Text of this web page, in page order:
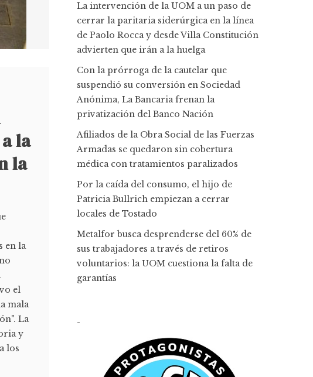
la
la
en la
el
mala
La
y
los
La intervención de la UOM a un paso de
cerrar la paritaria siderúrgica en la línea
de Paolo Rocca y desde Villa Constitución
advierten que irán a la huelga
Con la prórroga de la cautelar que
suspendió su conversión en Sociedad
Anónima, La Bancaria frenan la
privatización del Banco Nación
Afiliados de la Obra Social de las Fuerzas
Armadas se quedaron sin cobertura
médica con tratamientos paralizados
Por la caída del consumo, el hijo de
Patricia Bullrich empiezan a cerrar
locales de Tostado
Metalfor busca desprenderse del 60% de
sus trabajadores a través de retiros
voluntarios: la UOM cuestiona la falta de
garantías
-